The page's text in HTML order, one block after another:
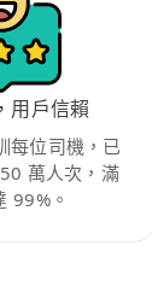
用戶信賴
每位司機，已
萬人次，滿
99%。